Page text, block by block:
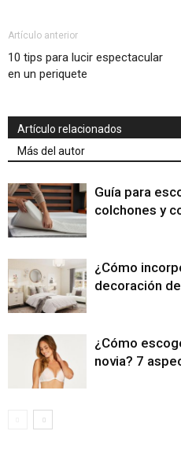
Artículo anterior
10 tips para lucir espectacular
en un periquete
Artículo relacionados
Más del autor
Guía para
colchones y
¿Cómo
decoración
¿Cómo
novia? 7